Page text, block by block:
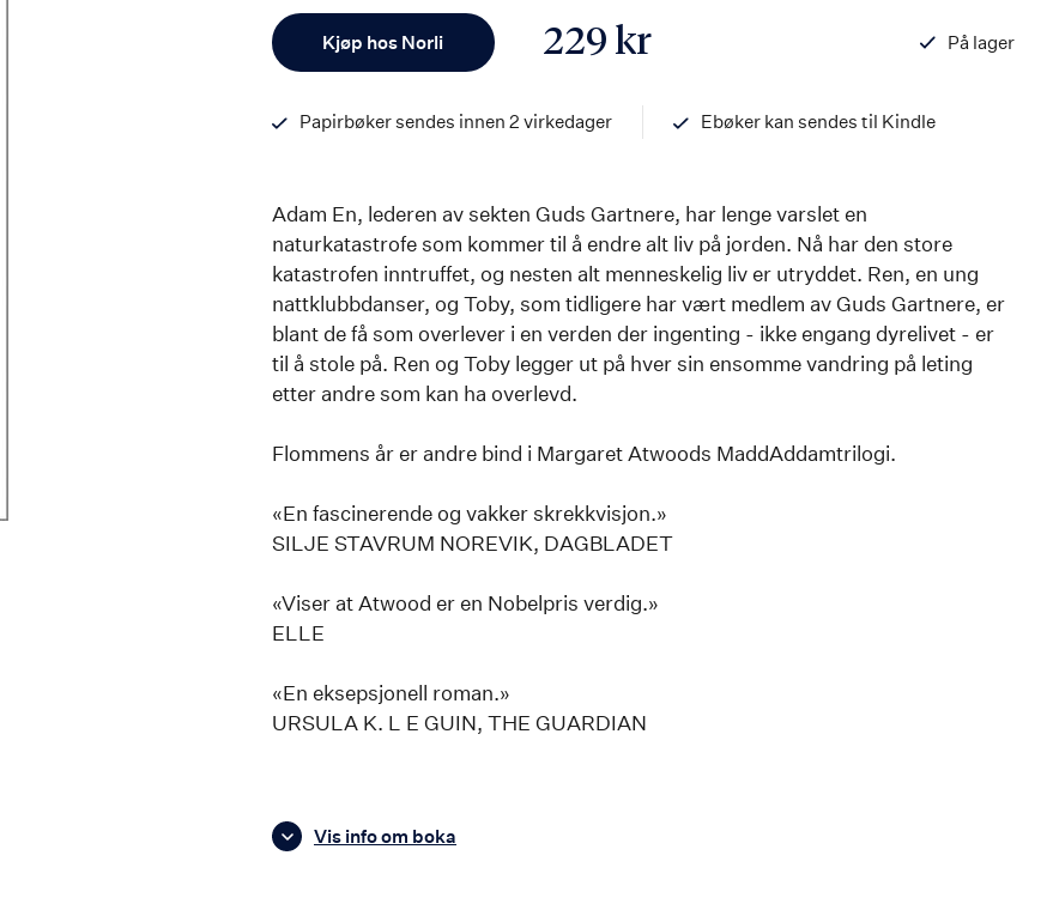
Kjøp hos Norli 229 kr
På lager
Papirbøker sendes innen 2 virkedager
Ebøker kan sendes til Kindle
Adam En, lederen av sekten Guds Gartnere, har lenge varslet en
naturkatastrofe som kommer til å endre alt liv på jorden. Nå har den store
katastrofen inntruffet, og nesten alt menneskelig liv er utryddet. Ren, en ung
nattklubbdanser, og Toby, som tidligere har vært medlem av Guds Gartnere, er
blant de få som overlever i en verden der ingenting - ikke engang dyrelivet - er
til å stole på. Ren og Toby legger ut på hver sin ensomme vandring på leting
etter andre som kan ha overlevd.
Flommens år er andre bind i Margaret Atwoods MaddAddamtrilogi.
«En fascinerende og vakker skrekkvisjon.»
SILJE STAVRUM NOREVIK, DAGBLADET
«Viser at Atwood er en Nobelpris verdig.»
ELLE
«En eksepsjonell roman.»
URSULA K. L E GUIN, THE GUARDIAN
Vis info om boka